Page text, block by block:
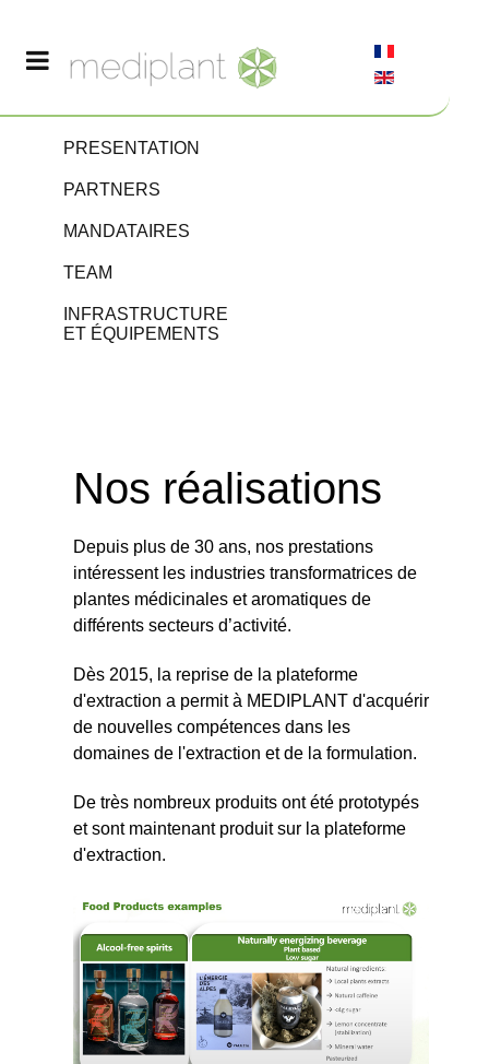
PRESENTATION
PARTNERS
MANDATAIRES
TEAM
INFRASTRUCTURE
ET ÉQUIPEMENTS
Nos réalisations
Depuis plus de 30 ans, nos prestations
intéressent les industries transformatrices de
plantes médicinales et aromatiques de
différents secteurs d’activité.
Dès 2015, la reprise de la plateforme
d'extraction a permit à MEDIPLANT d'acquérir
de nouvelles compétences dans les
domaines de l'extraction et de la formulation.
De très nombreux produits ont été prototypés
et sont maintenant produit sur la plateforme
d'extraction.